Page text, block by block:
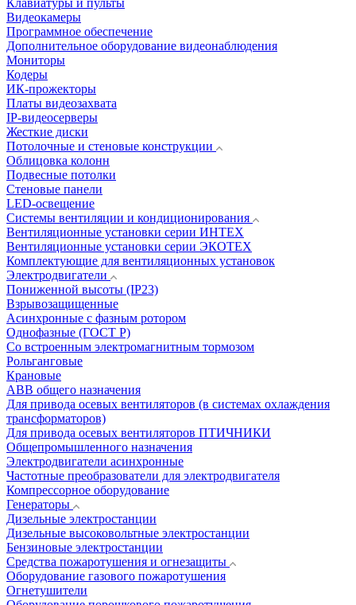
Клавиатуры и пульты
Видеокамеры
Программное обеспечение
Дополнительное оборудование видеонаблюдения
Мониторы
Кодеры
ИК-прожекторы
Платы видеозахвата
IP-видеосерверы
Жесткие диски
Потолочные и стеновые конструкции
Облицовка колонн
Подвесные потолки
Стеновые панели
LED-освещение
Системы вентиляции и кондиционирования
Вентиляционные установки серии ИНТЕХ
Вентиляционные установки серии ЭКОТЕХ
Комплектующие для вентиляционных установок
Электродвигатели
Пониженной высоты (IP23)
Взрывозащищенные
Асинхронные с фазным ротором
Однофазные (ГОСТ Р)
Со встроенным электромагнитным тормозом
Рольганговые
Крановые
АВВ общего назначения
Для привода осевых вентиляторов (в системах охлаждения
трансформаторов)
Для привода осевых вентиляторов ПТИЧНИКИ
Общепромышленного назначения
Электродвигатели асинхронные
Частотные преобразователи для электродвигателя
Компрессорное оборудование
Генераторы
Дизельные электростанции
Дизельные высоковольтные электростанции
Бензиновые электростанции
Средства пожаротушения и огнезащиты
Оборудование газового пожаротушения
Огнетушители